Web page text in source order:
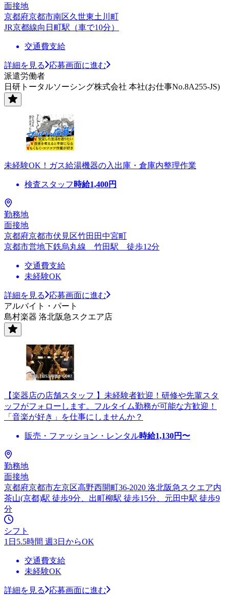
面接地
京都府京都市南区久世東土川町
JR京都線向日町駅（車で10分）
交通費支給
詳細を見る
応募画面に進む
派遣労働者
日研トータルソーシング株式会社 本社(お仕事No.8A255-JS)
未経験OK！ガス給湯機器の入出庫・倉庫内整理作業
検査スタッフ 時給1,400円
勤務地
面接地
京都府京都市伏見区竹田田中宮町
京都市営地下鉄烏丸線 竹田駅 徒歩12分
交通費支給
未経験OK
詳細を見る
応募画面に進む
アルバイト・パート
島村楽器 洛北阪急スクエア店
【楽器店の店舗スタッフ 】未経験者歓迎！研修や先輩スタ
ッフがフォローします。フルタイム勤務が可能な方歓迎！
「音楽が好き」を仕事にしませんか？
販売・ファッション・レンタル時給1,130円〜
勤務地
面接地
京都府京都市左京区高野西開町36-2020 洛北阪急スクエア内
茶山(京都)駅 徒歩9分、出町柳駅 徒歩15分、元田中駅 徒歩9
分
シフト
1日5.5時間 週3日からOK
交通費支給
未経験OK
詳細を見る 応募画面に進む